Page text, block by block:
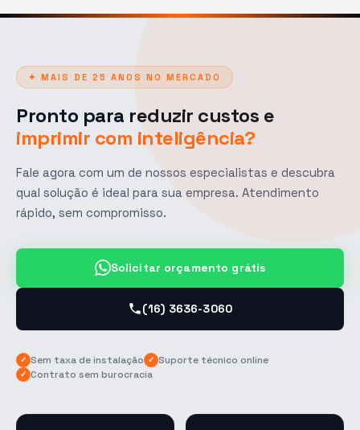
✦ MAIS DE 25 ANOS NO MERCADO
Pronto para reduzir custos e
imprimir com inteligência?
Fale agora com um de nossos especialistas e descubra
qual solução é ideal para sua empresa. Atendimento
rápido, sem compromisso.
Solicitar orçamento grátis
(16) 3636-3060
✓ Sem taxa de instalação ✓ Suporte técnico online
✓ Contrato sem burocracia